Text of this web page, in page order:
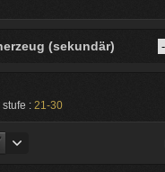
(sekundär)
stufe : 21-30